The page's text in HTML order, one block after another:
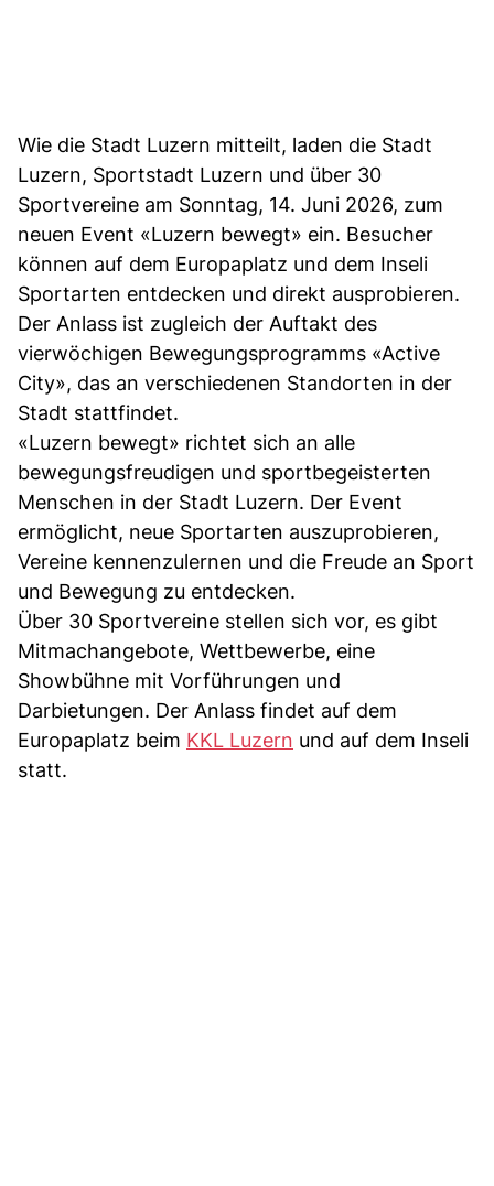
Wie die Stadt Luzern mitteilt, laden die Stadt
Luzern, Sportstadt Luzern und über 30
Sportvereine am Sonntag, 14. Juni 2026, zum
neuen Event «Luzern bewegt» ein. Besucher
können auf dem Europaplatz und dem Inseli
Sportarten entdecken und direkt ausprobieren.
Der Anlass ist zugleich der Auftakt des
vierwöchigen Bewegungsprogramms «Active
City», das an verschiedenen Standorten in der
Stadt stattfindet.
«Luzern bewegt» richtet sich an alle
bewegungsfreudigen und sportbegeisterten
Menschen in der Stadt Luzern. Der Event
ermöglicht, neue Sportarten auszuprobieren,
Vereine kennenzulernen und die Freude an Sport
und Bewegung zu entdecken.
Über 30 Sportvereine stellen sich vor, es gibt
Mitmachangebote, Wettbewerbe, eine
Showbühne mit Vorführungen und
Darbietungen. Der Anlass findet auf dem
Europaplatz beim KKL Luzern und auf dem Inseli
statt.